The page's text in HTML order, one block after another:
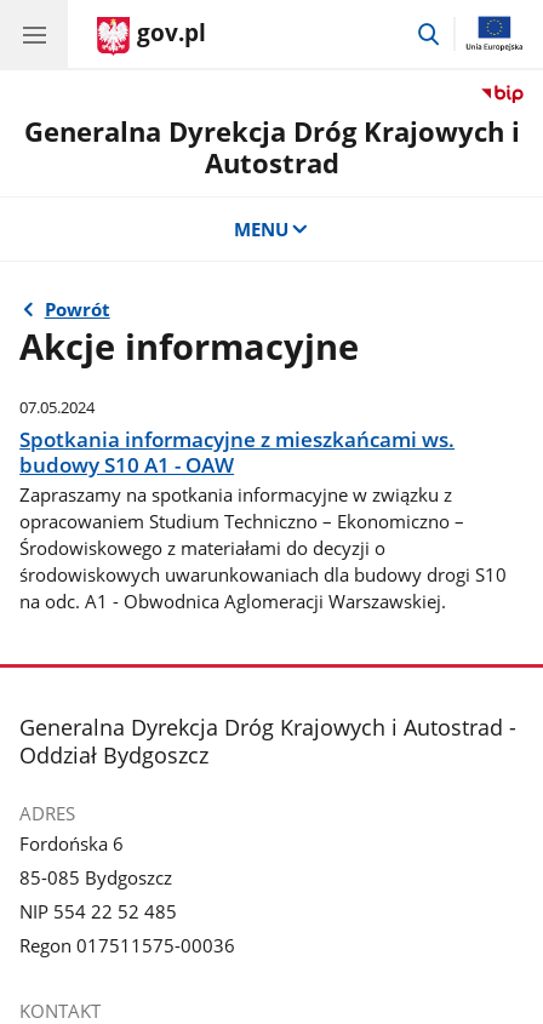
gov.pl
przejdź
Generalna Dyrekcja Dróg Krajowych i
Autostrad
MENU
Powrót
Akcje informacyjne
07.05.2024
Spotkania informacyjne z mieszkańcami ws.
budowy S10 A1 - OAW
Zapraszamy na spotkania informacyjne w związku z
opracowaniem Studium Techniczno – Ekonomiczno –
Środowiskowego z materiałami do decyzji o
środowiskowych uwarunkowaniach dla budowy drogi S10
na odc. A1 - Obwodnica Aglomeracji Warszawskiej.
stopka
Generalna Dyrekcja Dróg Krajowych i Autostrad -
Oddział Bydgoszcz
ADRES
Fordońska 6
85-085 Bydgoszcz
NIP 554 22 52 485
Regon 017511575-00036
KONTAKT